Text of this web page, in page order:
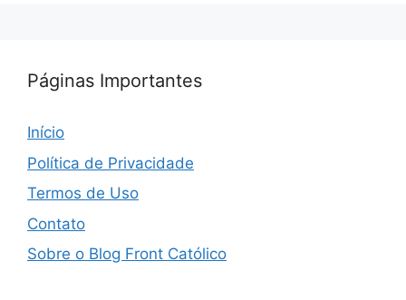
Páginas Importantes
Início
Política de Privacidade
Termos de Uso
Contato
Sobre o Blog Front Católico